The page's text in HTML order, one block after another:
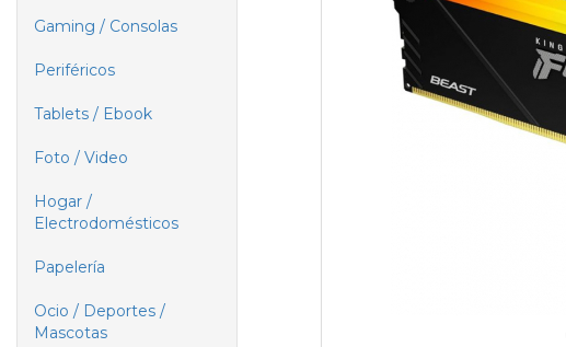
Gaming / Consolas
Periféricos
Tablets / Ebook
Foto / Video
Hogar /
Electrodomésticos
Papelería
Ocio / Deportes /
Mascotas